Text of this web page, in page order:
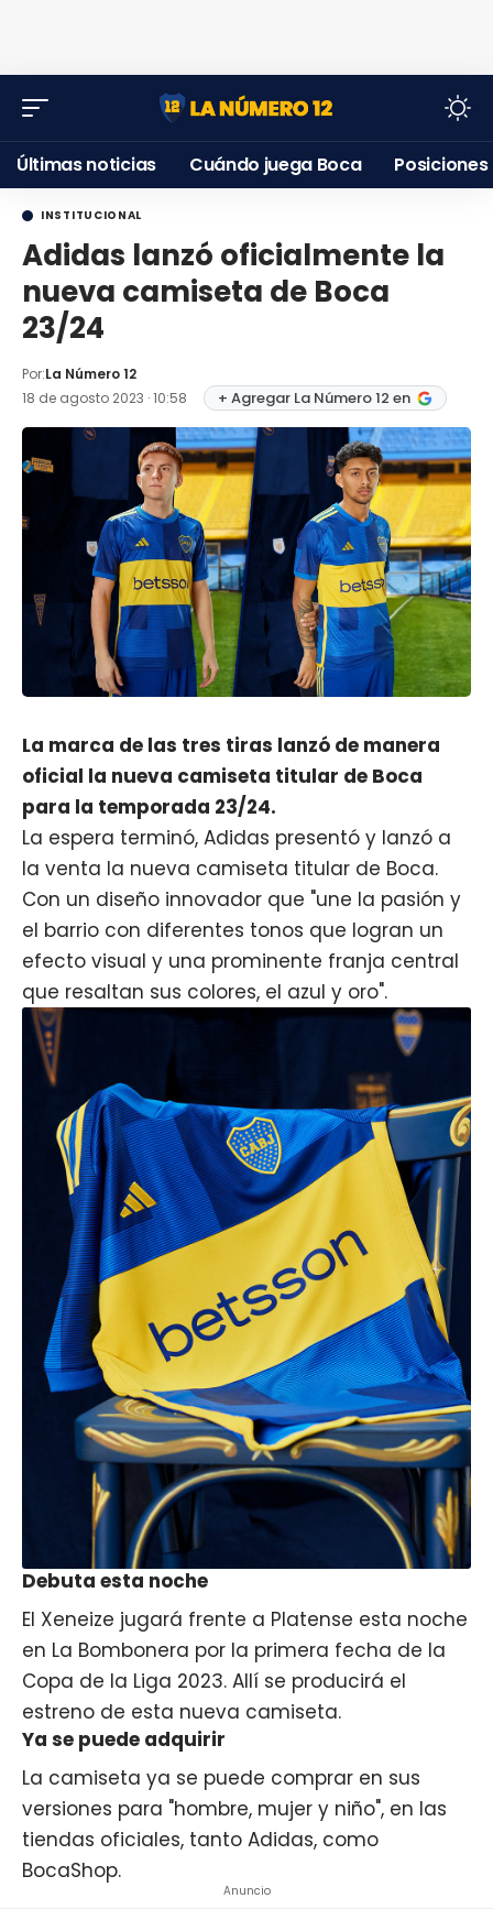
Últimas noticias Cuándo juega Boca Posiciones
INSTITUCIONAL
Adidas lanzó oficialmente la
nueva camiseta de Boca
23/24
Por:La Número 12
18 de agosto 2023 · 10:58
+ Agregar La Número 12 en
La marca de las tres tiras lanzó de manera
oficial la nueva camiseta titular de Boca
para la temporada 23/24.
La espera terminó, Adidas presentó y lanzó a
la venta la nueva camiseta titular de Boca.
Con un diseño innovador que "une la pasión y
el barrio con diferentes tonos que logran un
efecto visual y una prominente franja central
que resaltan sus colores, el azul y oro".
Debuta esta noche
El Xeneize jugará frente a Platense esta noche
en La Bombonera por la primera fecha de la
Copa de la Liga 2023. Allí se producirá el
estreno de esta nueva camiseta.
Ya se puede adquirir
La camiseta ya se puede comprar en sus
versiones para "hombre, mujer y niño", en las
tiendas oficiales, tanto Adidas, como
BocaShop.
Anuncio